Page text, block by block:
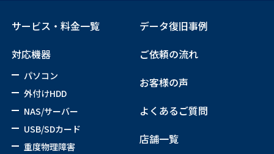
サービス・料金一覧
対応機器
パソコン
外付けHDD
NAS/サーバー
USB/SDカード
重度物理障害
データ復旧事例
ご依頼の流れ
お客様の声
よくあるご質問
店舗一覧